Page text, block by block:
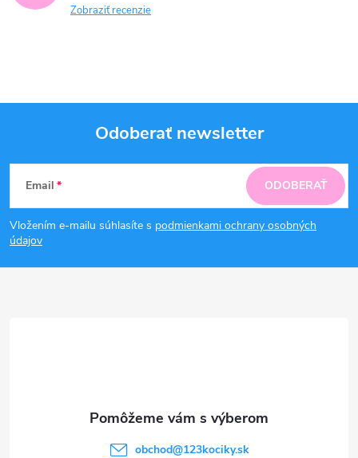
Zobraziť recenzie
Z
á
p
Odoberať newsletter
Email
Vložením e-mailu súhlasíte s podmienkami ochrany osobných
údajov
ODOBERAŤ
obchod@123kociky.sk